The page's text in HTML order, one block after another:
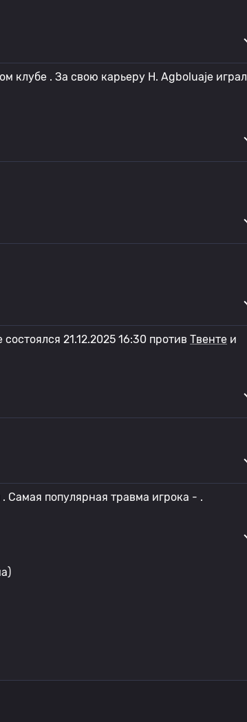
клубе . За свою карьеру H. Agboluaje играл
21.12.2025 16:30 против Твенте и
Самая популярная травма игрока - .